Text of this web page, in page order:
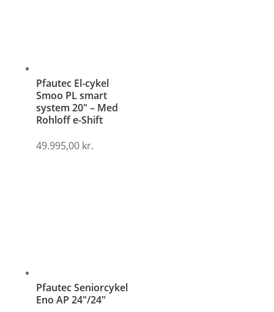
Pfautec El-cykel
Smoo PL smart
system 20″ – Med
Rohloff e-Shift
49.995,00 kr.
Pfautec Seniorcykel
Eno AP 24″/24″